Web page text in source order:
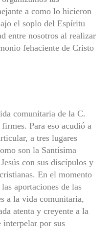
a como lo hicieron
el soplo del Espíritu
entre nosotros al realizar
fehaciente de Cristo
comunitaria de la C.
Para eso acudió a
a tres lugares
son la Santísima
con sus discípulos y
En el momento
aportaciones de las
a la vida comunitaria,
atenta y creyente a la
interpelar por sus